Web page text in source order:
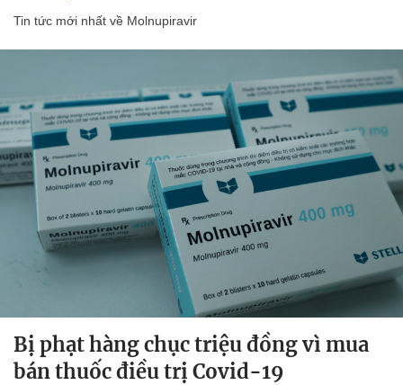
Tin tức mới nhất về Molnupiravir
Bị phạt hàng chục triệu đồng vì mua
bán thuốc điều trị Covid-19